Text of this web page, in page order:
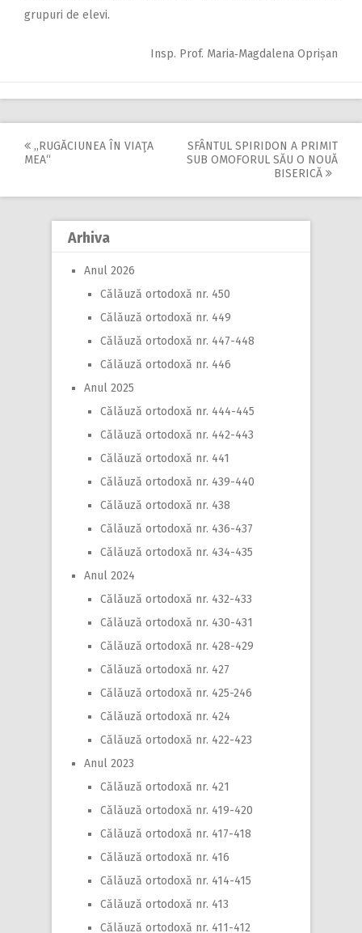
grupuri de elevi.
Insp. Prof. Maria‑Magdalena Oprișan
Post
navigation
,,RUGĂCIUNEA ÎN VIAŢA
MEA“
SFÂNTUL SPIRIDON A PRIMIT
SUB OMOFORUL SĂU O NOUĂ
BISERICĂ
Arhiva
Anul 2026
Călăuză ortodoxă nr. 450
Călăuză ortodoxă nr. 449
Călăuză ortodoxă nr. 447-448
Călăuză ortodoxă nr. 446
Anul 2025
Călăuză ortodoxă nr. 444-445
Călăuză ortodoxă nr. 442-443
Călăuză ortodoxă nr. 441
Călăuză ortodoxă nr. 439-440
Călăuză ortodoxă nr. 438
Călăuză ortodoxă nr. 436-437
Călăuză ortodoxă nr. 434-435
Anul 2024
Călăuză ortodoxă nr. 432-433
Călăuză ortodoxă nr. 430-431
Călăuză ortodoxă nr. 428-429
Călăuză ortodoxă nr. 427
Călăuză ortodoxă nr. 425-246
Călăuză ortodoxă nr. 424
Călăuză ortodoxă nr. 422-423
Anul 2023
Călăuză ortodoxă nr. 421
Călăuză ortodoxă nr. 419-420
Călăuză ortodoxă nr. 417-418
Călăuză ortodoxă nr. 416
Călăuză ortodoxă nr. 414-415
Călăuză ortodoxă nr. 413
Călăuză ortodoxă nr. 411-412